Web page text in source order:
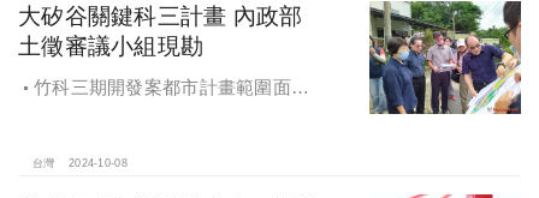
賓，祈求工程順利進行。
大矽谷關鍵科三計畫 內政部
土徵審議小組現勘
竹科三期開發案都市計畫範圍面積
分地區
台灣 2024-10-08